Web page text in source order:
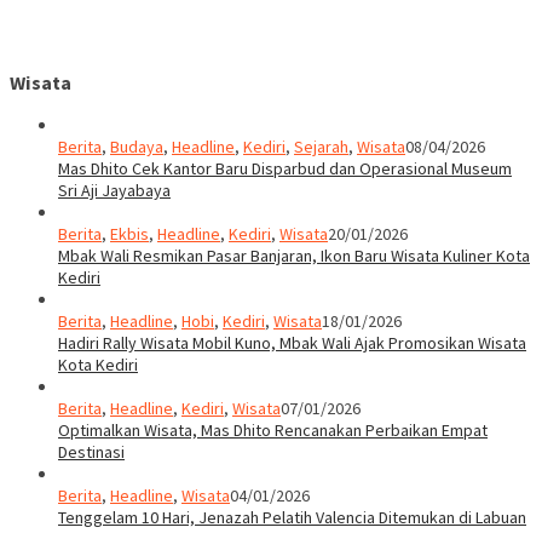
Wisata
Berita, Budaya, Headline, Kediri, Sejarah, Wisata08/04/2026
Mas Dhito Cek Kantor Baru Disparbud dan Operasional Museum
Sri Aji Jayabaya
Berita, Ekbis, Headline, Kediri, Wisata20/01/2026
Mbak Wali Resmikan Pasar Banjaran, Ikon Baru Wisata Kuliner Kota
Kediri
Berita, Headline, Hobi, Kediri, Wisata18/01/2026
Hadiri Rally Wisata Mobil Kuno, Mbak Wali Ajak Promosikan Wisata
Kota Kediri
Berita, Headline, Kediri, Wisata07/01/2026
Optimalkan Wisata, Mas Dhito Rencanakan Perbaikan Empat
Destinasi
Berita, Headline, Wisata04/01/2026
Tenggelam 10 Hari, Jenazah Pelatih Valencia Ditemukan di Labuan